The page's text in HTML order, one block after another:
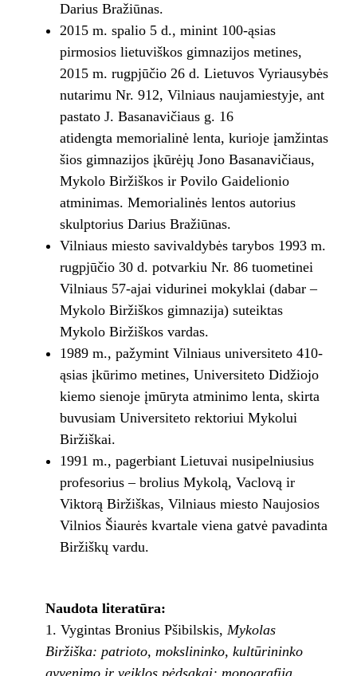
Darius Bražiūnas.
2015 m. spalio 5 d., minint 100-ąsias
pirmosios lietuviškos gimnazijos metines,
2015 m. rugpjūčio 26 d. Lietuvos Vyriausybės
nutarimu Nr. 912, Vilniaus naujamiestyje, ant
pastato J. Basanavičiaus g. 16
atidengta memorialinė lenta, kurioje įamžintas
šios gimnazijos įkūrėjų Jono Basanavičiaus,
Mykolo Biržiškos ir Povilo Gaidelionio
atminimas. Memorialinės lentos autorius
skulptorius Darius Bražiūnas.
Vilniaus miesto savivaldybės tarybos 1993 m.
rugpjūčio 30 d. potvarkiu Nr. 86 tuometinei
Vilniaus 57-ajai vidurinei mokyklai (dabar –
Mykolo Biržiškos gimnazija) suteiktas
Mykolo Biržiškos vardas.
1989 m., pažymint Vilniaus universiteto 410-
ąsias įkūrimo metines, Universiteto Didžiojo
kiemo sienoje įmūryta atminimo lenta, skirta
buvusiam Universiteto rektoriui Mykolui
Biržiškai.
1991 m., pagerbiant Lietuvai nusipelniusius
profesorius – brolius Mykolą, Vaclovą ir
Viktorą Biržiškas, Vilniaus miesto Naujosios
Vilnios Šiaurės kvartale viena gatvė pavadinta
Biržiškų vardu.
Naudota literatūra:
Vygintas Bronius Pšibilskis, Mykolas
Biržiška: patrioto, mokslininko, kultūrininko